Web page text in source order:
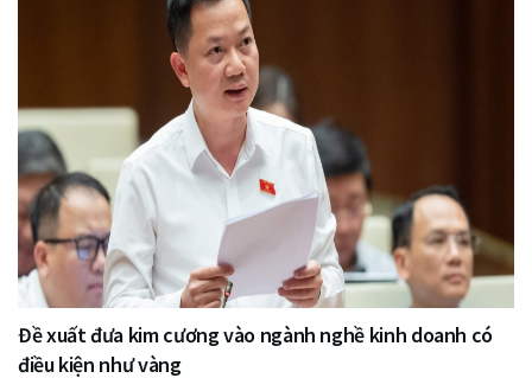
Đề xuất đưa kim cương vào ngành nghề kinh doanh có
điều kiện như vàng